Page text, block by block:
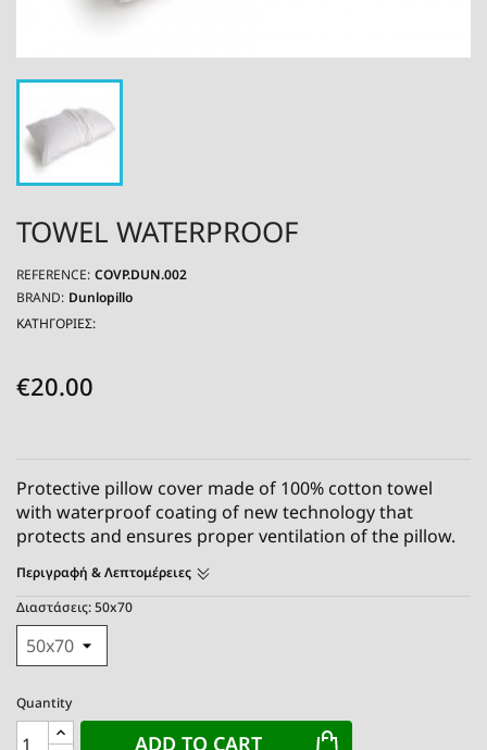
TOWEL WATERPROOF
REFERENCE: COVP.DUN.002
BRAND: Dunlopillo
ΚΑΤΗΓΟΡΙΕΣ:
€20.00
Protective pillow cover made of 100% cotton towel
with waterproof coating of new technology that
protects and ensures proper ventilation of the pillow.
Περιγραφή & Λεπτομέρειες
Διαστάσεις: 50x70
Quantity
ADD TO CART